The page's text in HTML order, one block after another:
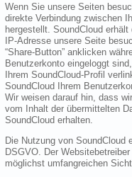
Wenn Sie unsere Seiten
direkte Verbindung zwischen
hergestellt. SoundCloud
IP-Adresse unsere Seite
“Share-Button” anklicken
Benutzerkonto eingeloggt
Ihrem SoundCloud-Profil
SoundCloud Ihrem
Wir weisen darauf hin, dass
vom Inhalt der übermittelten
SoundCloud erhalten.
Die Nutzung von
DSGVO. Der
möglichst umfangreichen